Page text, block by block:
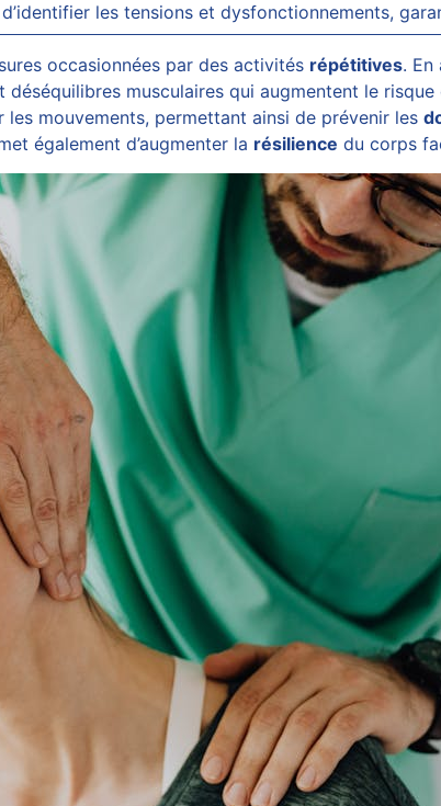
les tensions et dysfonctionnements,
occasionnées par des activités répétitives.
musculaires qui augmentent le
les mouvements, permettant ainsi de prévenir les
également d’augmenter la résilience du corps